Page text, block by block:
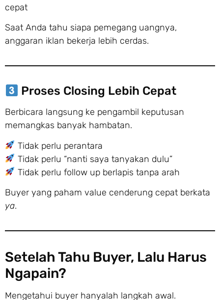
cepat
Saat Anda tahu siapa pemegang uangnya,
anggaran iklan bekerja lebih cerdas.
Proses Closing Lebih Cepat
Berbicara langsung ke pengambil keputusan
memangkas banyak hambatan.
Tidak perlu perantara
Tidak perlu “nanti saya tanyakan dulu”
Tidak perlu follow up berlapis tanpa arah
Buyer yang paham value cenderung cepat berkata
ya.
Setelah Tahu Buyer, Lalu Harus
Ngapain?
Mengetahui buyer hanyalah langkah awal.